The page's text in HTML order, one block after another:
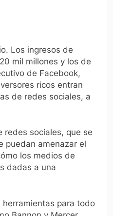
Los ingresos de
mil millones y los de
de Facebook,
ricos entran
de redes sociales, a
redes sociales, que se
puedan amenazar el
los medios de
dadas a una
para todo